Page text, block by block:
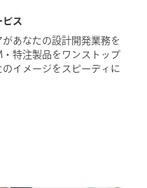
ビス
あなたの設計開発業務を
・特注製品をワンストップ
イメージをスピーディに